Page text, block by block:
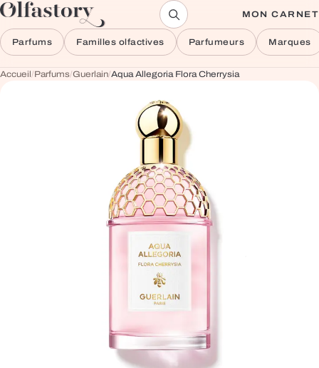
Aller au contenu MON CARNET
Parfums Familles olfactives Parfumeurs Marques
Accueil/Parfums/Guerlain/Aqua Allegoria Flora Cherrysia